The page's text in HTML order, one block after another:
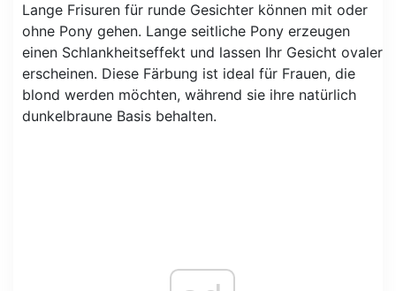
Lange Frisuren für runde Gesichter können mit oder
ohne Pony gehen. Lange seitliche Pony erzeugen
einen Schlankheitseffekt und lassen Ihr Gesicht ovaler
erscheinen. Diese Färbung ist ideal für Frauen, die
blond werden möchten, während sie ihre natürlich
dunkelbraune Basis behalten.